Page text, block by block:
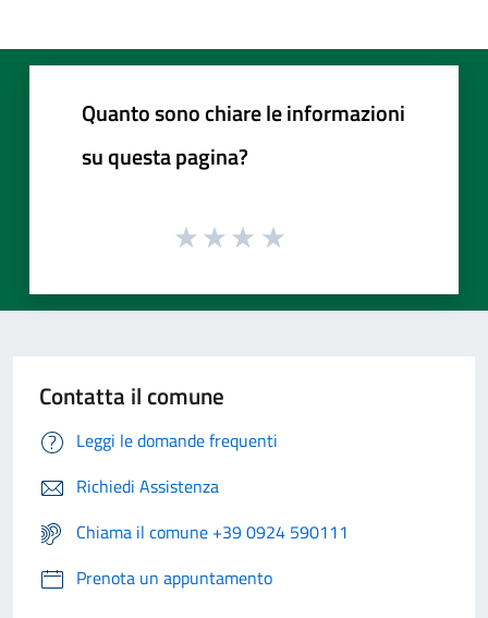
Quanto sono chiare le informazioni
su questa pagina?
Contatta il comune
Leggi le domande frequenti
Richiedi Assistenza
Chiama il comune +39 0924 590111
Prenota un appuntamento